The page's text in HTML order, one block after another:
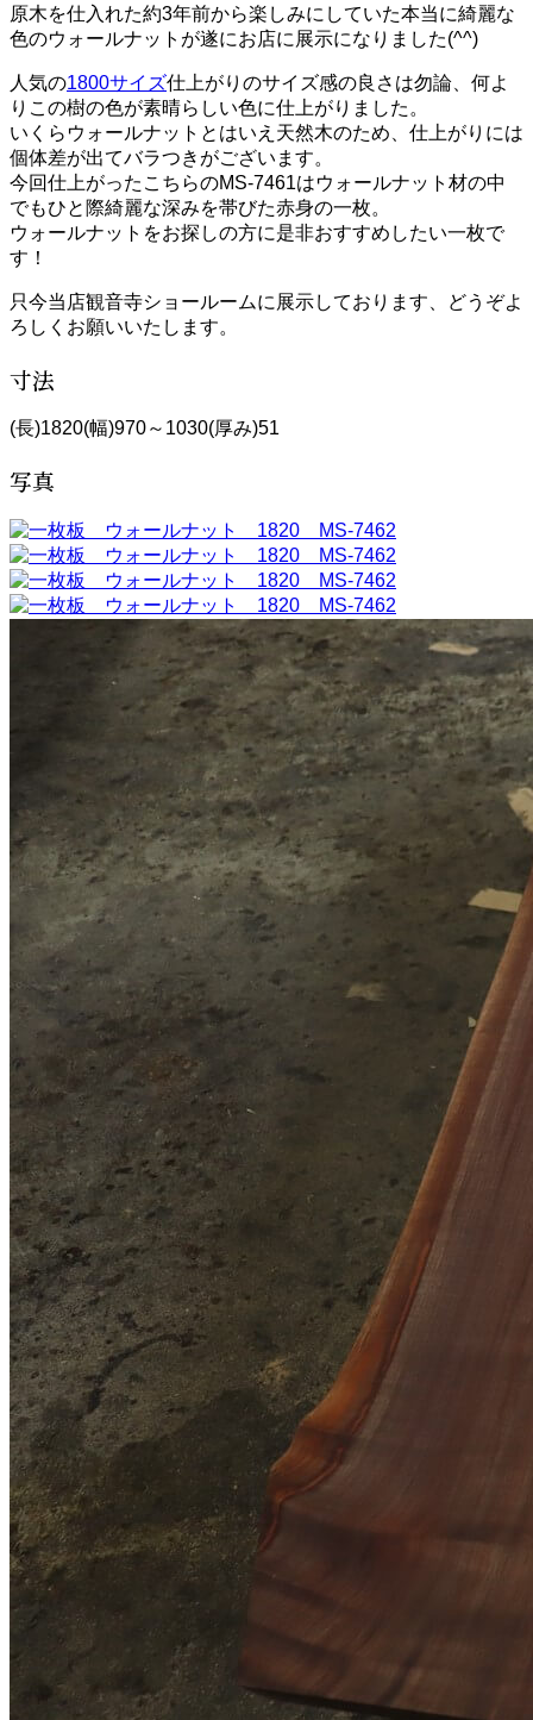
原木を仕入れた約3年前から楽しみにしていた本当に綺麗な
色のウォールナットが遂にお店に展示になりました(^^)
人気の1800サイズ仕上がりのサイズ感の良さは勿論、何よ
りこの樹の色が素晴らしい色に仕上がりました。
いくらウォールナットとはいえ天然木のため、仕上がりには
個体差が出てバラつきがございます。
今回仕上がったこちらのMS-7461はウォールナット材の中
でもひと際綺麗な深みを帯びた赤身の一枚。
ウォールナットをお探しの方に是非おすすめしたい一枚で
す！
只今当店観音寺ショールームに展示しております、どうぞよ
ろしくお願いいたします。
寸法
(長)1820(幅)970～1030(厚み)51
写真